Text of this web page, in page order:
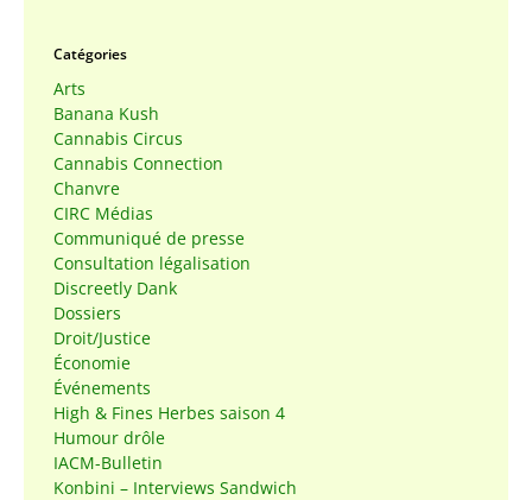
Catégories
Arts
Banana Kush
Cannabis Circus
Cannabis Connection
Chanvre
CIRC Médias
Communiqué de presse
Consultation légalisation
Discreetly Dank
Dossiers
Droit/Justice
Économie
Événements
High & Fines Herbes saison 4
Humour drôle
IACM-Bulletin
Konbini – Interviews Sandwich